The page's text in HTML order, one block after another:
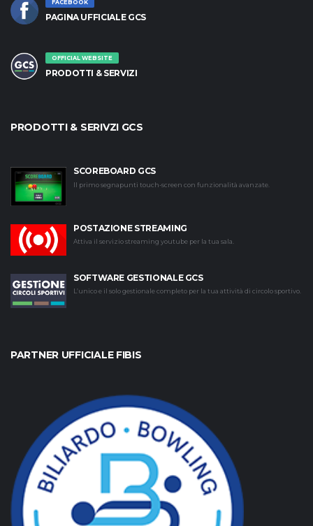
FACEBOOK
PAGINA UFFICIALE GCS
OFFICIAL WEBSITE
PRODOTTI & SERVIZI
PRODOTTI & SERIVZI GCS
SCOREBOARD GCS
Il primo segnapunti touch-screen con funzionalità avanzate.
POSTAZIONE STREAMING
Attiva il servizio streaming youtube per la tua sala.
SOFTWARE GESTIONALE GCS
L’unico e il solo gestionale completo per la tua attività di circolo sportivo.
PARTNER UFFICIALE FIBIS